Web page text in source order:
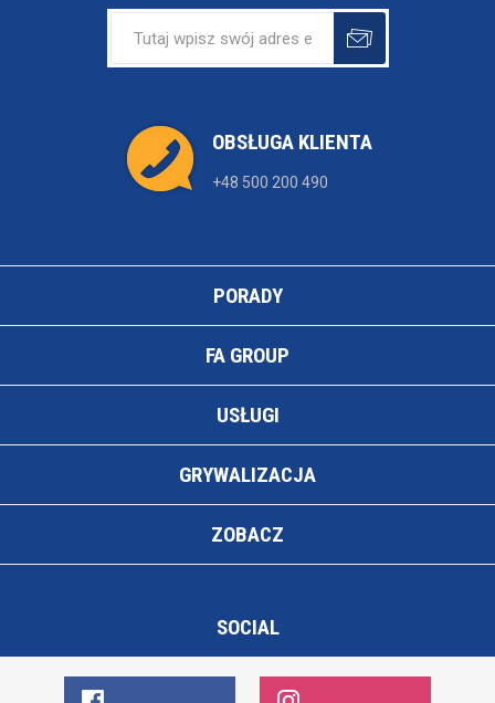
OBSŁUGA KLIENTA
+48 500 200 490
PORADY
FA GROUP
USŁUGI
GRYWALIZACJA
ZOBACZ
SOCIAL